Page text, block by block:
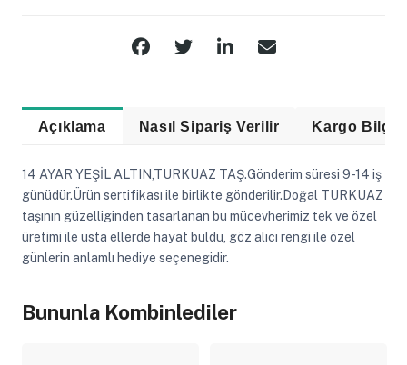
Paylaş:
Açıklama Nasıl Sipariş Verilir Kargo
14 AYAR YEŞİL ALTIN,TURKUAZ TAŞ.Gönderim süresi 9-14 iş
günüdür.Ürün sertifikası ile birlikte gönderilir.Doğal TURKUAZ
taşının güzelliginden tasarlanan bu mücevherimiz tek ve özel
üretimi ile usta ellerde hayat buldu, göz alıcı rengi ile özel
günlerin anlamlı hediye seçenegidir.
Bununla Kombinlediler